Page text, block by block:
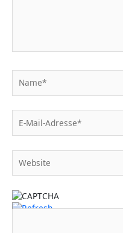
Mail-
Adresse*